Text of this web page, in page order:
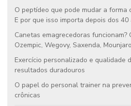
O peptídeo que pode mudar a forma
E por que isso importa depois dos 40
Canetas emagrecedoras funcionam?
Ozempic, Wegovy, Saxenda,
Exercício personalizado e qualidade
resultados duradouros
O papel do personal trainer na
crônicas